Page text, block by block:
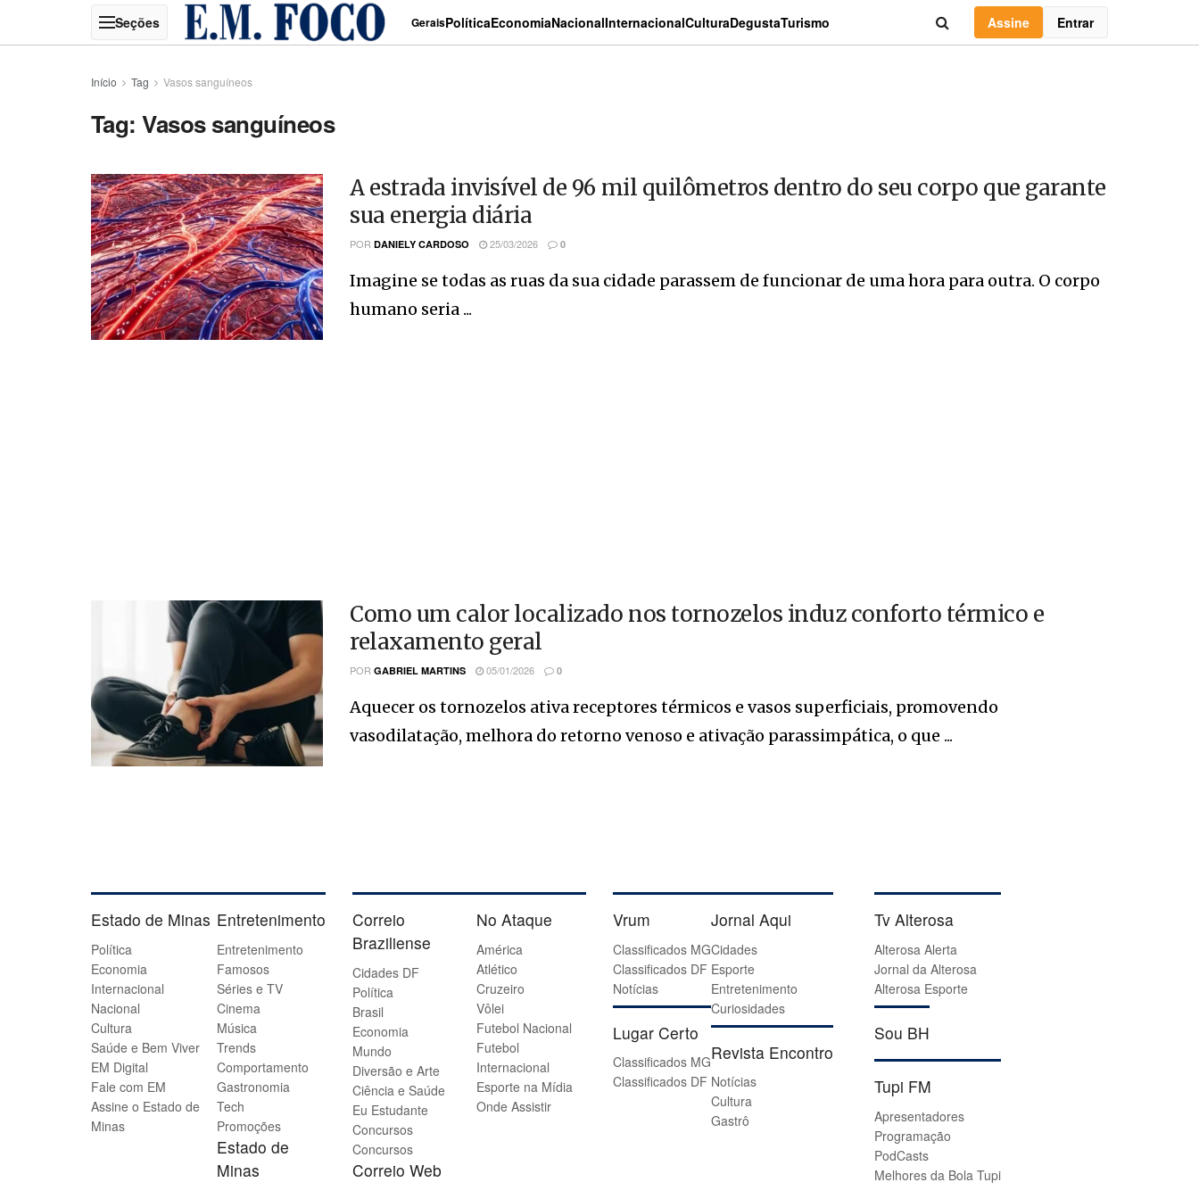
GeraisPolíticaEconomiaNacionalInternacionalCulturaDegustaTurismo Assine Entrar
Início Tag Vasos sanguíneos
Tag:Vasos sanguíneos
A estrada invisível de 96 mil quilômetros dentro do seu corpo que garante
sua energia diária
POR DANIELY CARDOSO 25/03/2026 0
Imagine se todas as ruas da sua cidade parassem de funcionar de uma hora para outra. O corpo
humano seria ...
Como um calor localizado nos tornozelos induz conforto térmico e
relaxamento geral
POR GABRIEL MARTINS 05/01/2026 0
Aquecer os tornozelos ativa receptores térmicos e vasos superficiais, promovendo
vasodilatação, melhora do retorno venoso e ativação parassimpática, o que ...
Estado de Minas
Política
Economia
Internacional
Nacional
Cultura
Saúde e Bem Viver
EM Digital
Fale com EM
Assine o Estado de
Minas
Entretenimento
Entretenimento
Famosos
Séries e TV
Cinema
Música
Trends
Comportamento
Gastronomia
Tech
Promoções
Estado de
Minas
Correio
Braziliense
Cidades DF
Política
Brasil
Economia
Mundo
Diversão e Arte
Ciência e Saúde
Eu Estudante
Concursos
Concursos
Correio Web
No Ataque
América
Atlético
Cruzeiro
Vôlei
Futebol Nacional
Futebol
Internacional
Esporte na Mídia
Onde Assistir
Vrum
Classificados MG
Classificados DF
Notícias
Lugar Certo
Classificados MG
Classificados DF
Jornal Aqui
Cidades
Esporte
Entretenimento
Curiosidades
Revista Encontro
Notícias
Cultura
Gastrô
Tv Alterosa
Alterosa Alerta
Jornal da Alterosa
Alterosa Esporte
Sou BH
Tupi FM
Apresentadores
Programação
PodCasts
Melhores da Bola Tupi